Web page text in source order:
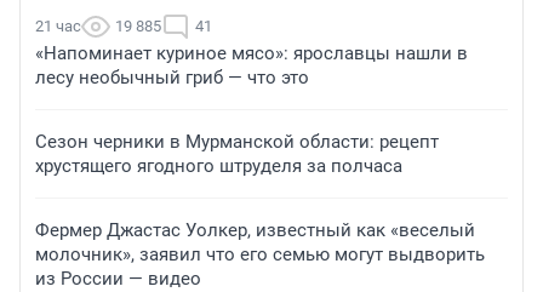
21 час 19 885 41
«Напоминает куриное мясо»: ярославцы нашли в
лесу необычный гриб — что это
Сезон черники в Мурманской области: рецепт
хрустящего ягодного штруделя за полчаса
Фермер Джастас Уолкер, известный как «веселый
молочник», заявил что его семью могут выдворить
из России — видео